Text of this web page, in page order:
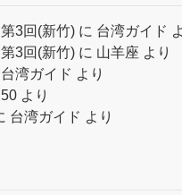
3回(新竹) に 台湾ガイド
3回(新竹) に 山羊座 より
台湾ガイド より
50 より
台湾ガイド より